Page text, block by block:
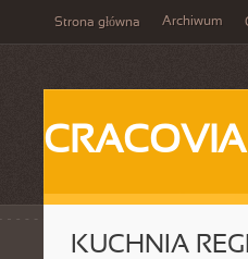
Strona główna Archiwum
CRACOVIA
KUCHNIA